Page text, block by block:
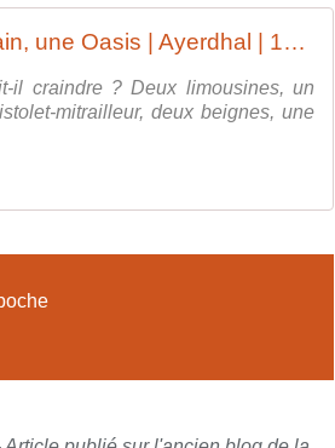
Demain, une Oasis | Ayerdhal | 1991
il craindre ? Deux limousines, un
mitrailleur, deux beignes, une